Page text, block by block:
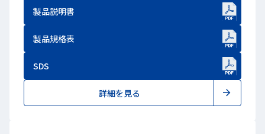
製品説明書
新しいWindowで開きます
製品規格表
新しいWindowで開きます
SDS
新しいWindowで開きます
詳細を見る